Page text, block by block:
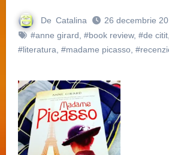
De Catalina
26 decembrie
#anne girard, #book review, #de citit,
#literatura, #madame picasso,